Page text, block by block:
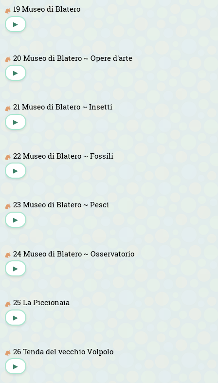
19 Museo di Blatero
▶
20 Museo di Blatero ~ Opere d'arte
▶
21 Museo di Blatero ~ Insetti
▶
22 Museo di Blatero ~ Fossili
▶
23 Museo di Blatero ~ Pesci
▶
24 Museo di Blatero ~ Osservatorio
▶
25 La Piccionaia
▶
26 Tenda del vecchio Volpolo
▶